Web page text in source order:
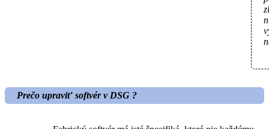
Prečo upraviť softvér v DSG ?